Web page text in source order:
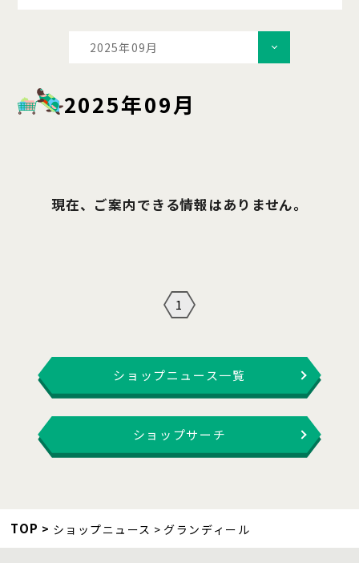
2025年09月
2025年09月
現在、ご案内できる情報はありません。
1
ショップニュース一覧
ショップサーチ
TOP ショップニュース グランディール